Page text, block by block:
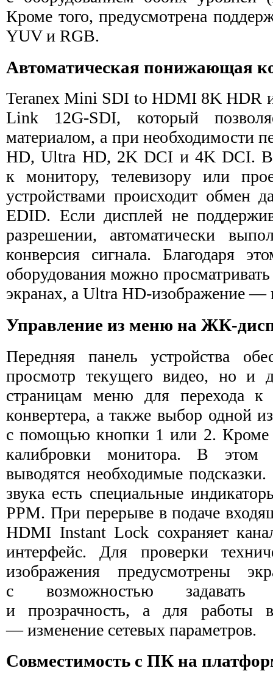
Кроме того, предусмотрена
YUV и RGB.
Автоматическая понижающая
Teranex Mini SDI to HDMI 8K HDR
Link 12G-SDI, который
материалом, а при необходимости
HD, Ultra HD, 2K DCI и 4K DCI. В
к монитору, телевизору или
устройствами происходит обмен
EDID. Если дисплей не
разрешении, автоматически
конверсия сигнала. Благодаря
оборудования можно
экранах, а Ultra HD-изображение —
Управление из меню на
Передняя панель устройства
просмотр текущего видео, но и
страницам меню для перехода
конвертера, а также выбор одной
с помощью кнопки 1 или 2. Кроме
калибровки монитора. В этом
выводятся необходимые
звука есть специальные
PPM. При перерыве в подаче
HDMI Instant Lock сохраняет
интерфейс. Для проверки
изображения предусмотрены
с возможностью задавать
и прозрачность, а для работы
— изменение сетевых параметров.
Совместимость с ПК на